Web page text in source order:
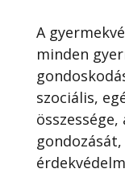
A
minden
szociális,